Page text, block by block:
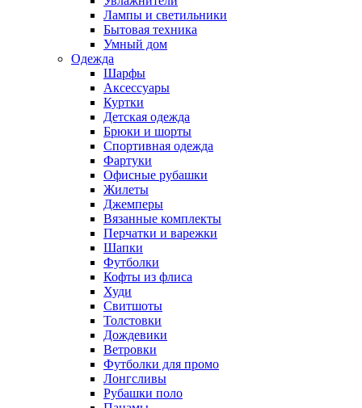
Лампы и светильники
Бытовая техника
Умный дом
Одежда
Шарфы
Аксессуары
Куртки
Детская одежда
Брюки и шорты
Спортивная одежда
Фартуки
Офисные рубашки
Жилеты
Джемперы
Вязанные комплекты
Перчатки и варежки
Шапки
Футболки
Кофты из флиса
Худи
Свитшоты
Толстовки
Дождевики
Ветровки
Футболки для промо
Лонгсливы
Рубашки поло